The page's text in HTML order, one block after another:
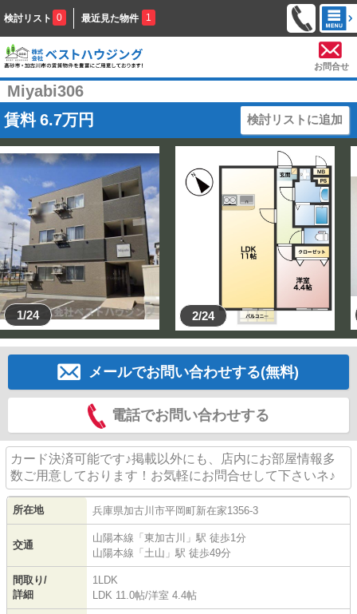
検討リスト 0 最近見た物件 1
お問合せ
Miyabi306
賃料 6.7万円 検討リストに追加
1/24 2/24
メールでお問い合わせする(無料)
電話でお問い合わせする
カード決済可能です♪掲載以外にも、店内にお部屋情報多
数ご用意しております！お気軽にお問合せして下さいネ♪
所在地 兵庫県加古川市平岡町新在家1356-3
交通
山陽本線 「 東加古川
」駅 徒歩1分
山陽本線 「 土山 」駅 徒歩49分
間取り/
詳細
1LDK
LDK 11.0帖/洋室 4.4帖